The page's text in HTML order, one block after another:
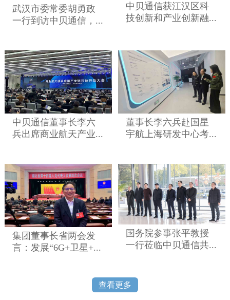
武汉市委常委胡勇政
一行到访中贝通信，...
中贝通信获江汉区科
技创新和产业创新融...
中贝通信董事长李六
兵出席商业航天产业...
董事长李六兵赴国星
宇航上海研发中心考...
集团董事长省两会发
言：发展“6G+卫星+...
国务院参事张平教授
一行莅临中贝通信共...
查看更多